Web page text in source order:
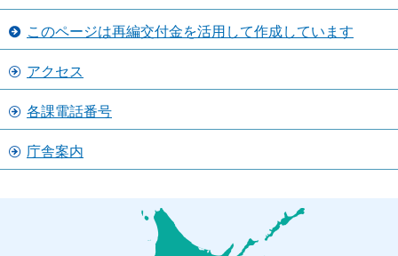
このページは再編交付金を活用して作成しています
アクセス
各課電話番号
庁舎案内